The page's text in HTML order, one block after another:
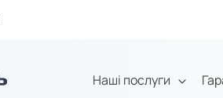
Наші послуги